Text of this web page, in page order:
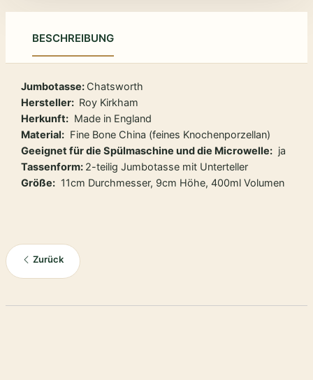
BESCHREIBUNG
Jumbotasse: Chatsworth
Hersteller: Roy Kirkham
Herkunft: Made in England
Material: Fine Bone China (feines Knochenporzellan)
Geeignet für die Spülmaschine und die Microwelle: ja
Tassenform: 2-teilig Jumbotasse mit Unterteller
Größe: 11cm Durchmesser, 9cm Höhe, 400ml Volumen
Zurück